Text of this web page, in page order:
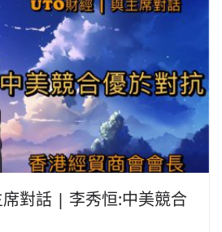
對話 | 李秀恒:中美競合